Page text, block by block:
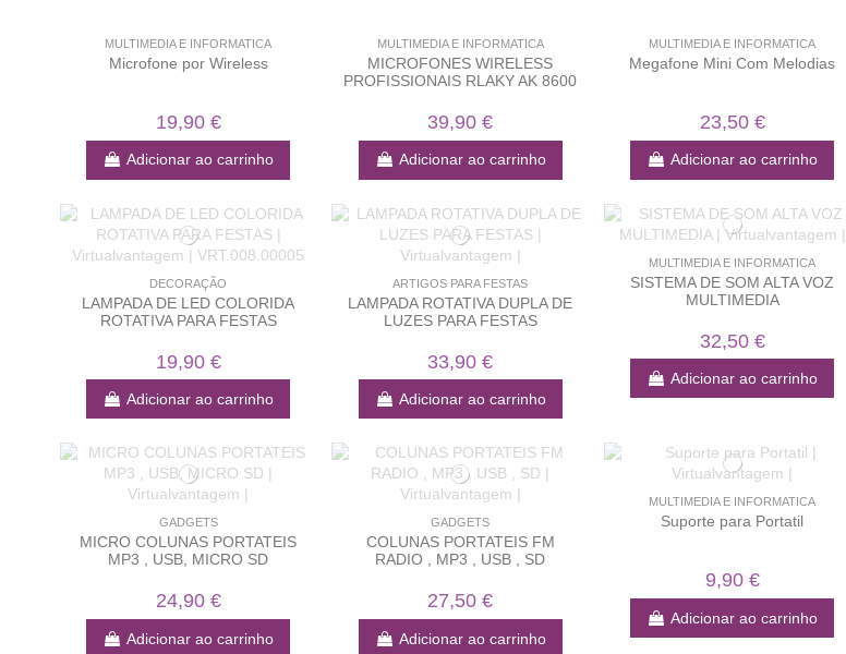
MULTIMEDIA E INFORMATICA
Microfone por Wireless
19,90 €
Adicionar ao carrinho
MULTIMEDIA E INFORMATICA
MICROFONES WIRELESS
PROFISSIONAIS RLAKY AK 8600
39,90 €
Adicionar ao carrinho
MULTIMEDIA E INFORMATICA
Megafone Mini Com Melodias
23,50 €
Adicionar ao carrinho
DECORAÇÃO
LAMPADA DE LED COLORIDA
ROTATIVA PARA FESTAS
19,90 €
Adicionar ao carrinho
ARTIGOS PARA FESTAS
LAMPADA ROTATIVA DUPLA DE
LUZES PARA FESTAS
33,90 €
Adicionar ao carrinho
MULTIMEDIA E INFORMATICA
SISTEMA DE SOM ALTA VOZ
MULTIMEDIA
32,50 €
Adicionar ao carrinho
GADGETS
MICRO COLUNAS PORTATEIS
MP3 , USB, MICRO SD
24,90 €
Adicionar ao carrinho
GADGETS
COLUNAS PORTATEIS FM
RADIO , MP3 , USB , SD
27,50 €
Adicionar ao carrinho
MULTIMEDIA E INFORMATICA
Suporte para Portatil
9,90 €
Adicionar ao carrinho